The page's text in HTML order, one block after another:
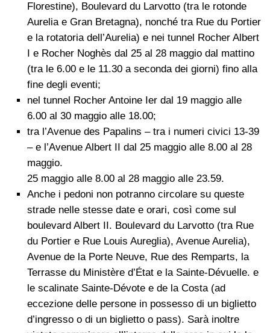
Florestine), Boulevard du Larvotto (tra le rotonde
Aurelia e Gran Bretagna), nonché tra Rue du Portier
e la rotatoria dell’Aurelia) e nei tunnel Rocher Albert
I e Rocher Noghès dal 25 al 28 maggio dal mattino
(tra le 6.00 e le 11.30 a seconda dei giorni) fino alla
fine degli eventi;
nel tunnel Rocher Antoine Ier dal 19 maggio alle
6.00 al 30 maggio alle 18.00;
tra l’Avenue des Papalins – tra i numeri civici 13-39
– e l’Avenue Albert II dal 25 maggio alle 8.00 al 28
maggio.
25 maggio alle 8.00 al 28 maggio alle 23.59.
Anche i pedoni non potranno circolare su queste
strade nelle stesse date e orari, così come sul
boulevard Albert II. Boulevard du Larvotto (tra Rue
du Portier e Rue Louis Aureglia), Avenue Aurelia),
Avenue de la Porte Neuve, Rue des Remparts, la
Terrasse du Ministère d’État e la Sainte-Dévuelle. e
le scalinate Sainte-Dévote e de la Costa (ad
eccezione delle persone in possesso di un biglietto
d’ingresso o di un biglietto o pass). Sarà inoltre